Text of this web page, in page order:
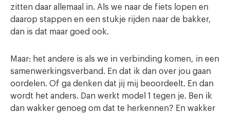
zitten daar allemaal in. Als we naar de fiets lopen en
daarop stappen en een stukje rijden naar de bakker,
dan is dat maar goed ook.
Maar: het andere is als we in verbinding komen, in een
samenwerkingsverband. En dat ik dan over jou gaan
oordelen. Of ga denken dat jij mij beoordeelt. En dan
wordt het anders. Dan werkt model 1 tegen je. Ben ik
dan wakker genoeg om dat te herkennen? En wakker